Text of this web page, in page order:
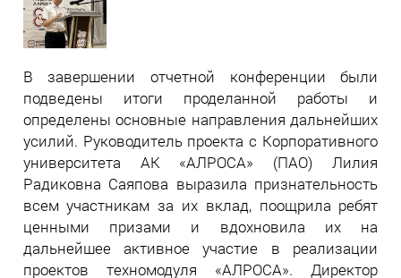
В завершении отчетной конференции были
подведены итоги проделанной работы и
определены основные направления дальнейших
усилий. Руководитель проекта с Корпоративного
университета АК «АЛРОСА» (ПАО) Лилия
Радиковна Саяпова выразила признательность
всем участникам за их вклад, поощрила ребят
ценными призами и вдохновила их на
дальнейшее активное участие в реализации
проектов техномодуля «АЛРОСА». Директор